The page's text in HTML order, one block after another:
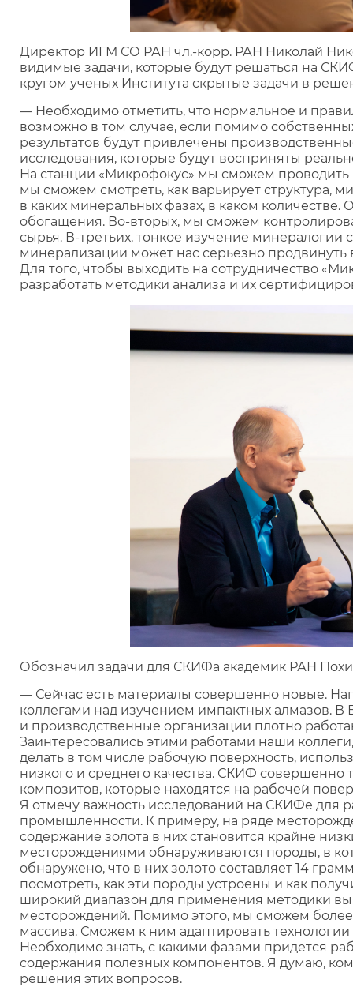
Директор ИГМ СО РАН чл.-корр. РАН Николай
видимые задачи, которые будут решаться на
кругом ученых Института скрытые задачи в
— Необходимо отметить, что нормальное и
возможно в том случае, если помимо
результатов будут привлечены
исследования, которые будут восприняты
На станции «Микрофокус» мы сможем проводить
мы сможем смотреть, как варьирует структура,
в каких минеральных фазах, в каком
обогащения. Во-вторых, мы сможем
сырья. В-третьих, тонкое изучение
минерализации может нас серьезно
Для того, чтобы выходить на сотрудничество
разработать методики анализа и их
Обозначил задачи для СКИФа академик РАН
— Сейчас есть материалы совершенно новые.
коллегами над изучением импактных алмазов. В
и производственные организации плотно
Заинтересовались этими работами наши
делать в том числе рабочую поверхность,
низкого и среднего качества. СКИФ совершенно
композитов, которые находятся на рабочей
Я отмечу важность исследований на СКИФе для
промышленности. К примеру, на ряде
содержание золота в них становится крайне
месторождениями обнаруживаются породы, в
обнаружено, что в них золото составляет 14
посмотреть, как эти породы устроены и как
широкий диапазон для применения методики
месторождений. Помимо этого, мы сможем
массива. Сможем к ним адаптировать
Необходимо знать, с какими фазами придется
содержания полезных компонентов. Я думаю,
решения этих вопросов.